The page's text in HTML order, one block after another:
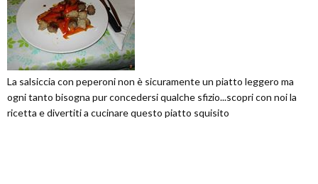
La salsiccia con peperoni non è sicuramente un piatto leggero ma
ogni tanto bisogna pur concedersi qualche sfizio...scopri con noi la
ricetta e divertiti a cucinare questo piatto squisito